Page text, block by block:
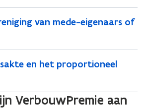
van mede-eigenaars of
en het proportioneel
VerbouwPremie aan